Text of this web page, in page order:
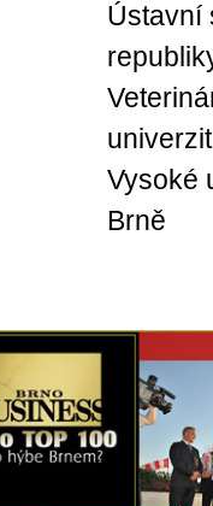
Ústavní
Vysoké
Brně